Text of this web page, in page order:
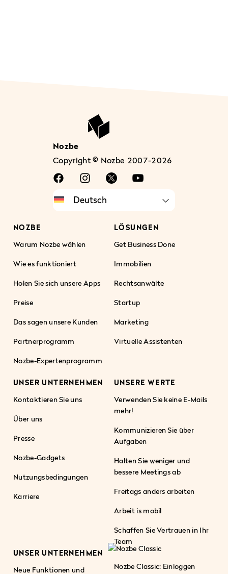
Nozbe
Copyright © Nozbe 2007-2026
NOZBE
Warum Nozbe wählen
Wie es funktioniert
Holen Sie sich unsere Apps
Preise
Das sagen unsere Kunden
Partnerprogramm
Nozbe-Expertenprogramm
LÖSUNGEN
Get Business Done
Immobilien
Rechtsanwälte
Startup
Marketing
Virtuelle Assistenten
UNSER UNTERNEHMEN
Kontaktieren Sie uns
Über uns
Presse
Nozbe-Gadgets
Nutzungsbedingungen
Karriere
UNSERE WERTE
Verwenden Sie keine E-Mails
mehr!
Kommunizieren Sie über
Aufgaben
Halten Sie weniger und
bessere Meetings ab
Freitags anders arbeiten
Arbeit is mobil
Schaffen Sie Vertrauen in Ihr
Team
UNSER UNTERNEHMEN
Neue Funktionen und
Nozbe Classic: Einloggen